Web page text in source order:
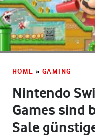
HOME » GAMING
Nintendo
Games sind
Sale